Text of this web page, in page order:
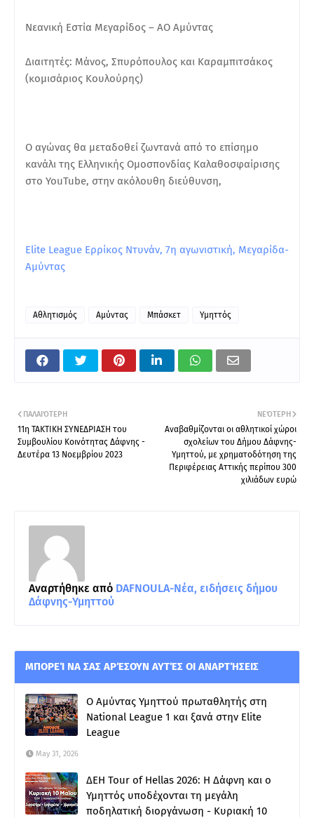
Νεανική Εστία Μεγαρίδος – ΑΟ Αμύντας
Διαιτητές: Μάνος, Σπυρόπουλος και Καραμπιτσάκος
(κομισάριος Κουλούρης)
Ο αγώνας θα μεταδοθεί ζωντανά από το επίσημο
κανάλι της Ελληνικής Ομοσπονδίας Καλαθοσφαίρισης
στο YouTube, στην ακόλουθη διεύθυνση,
Elite League Ερρίκος Ντυνάν, 7η αγωνιστική, Μεγαρίδα-
Αμύντας
Αθλητισμός Αμύντας Μπάσκετ Υμηττός
ΝΕΌΤΕΡΗ
Αναβαθμίζονται οι αθλητικοί χώροι
σχολείων του Δήμου Δάφνης-
Υμηττού, με χρηματοδότηση της
Περιφέρειας Αττικής περίπου 300
χιλιάδων ευρώ
ΠΑΛΑΙΌΤΕΡΗ
11η TAKTIKH ΣΥΝΕΔΡΙΑΣΗ του
Συμβουλίου Κοινότητας Δάφνης -
Δευτέρα 13 Νοεμβρίου 2023
Αναρτήθηκε από DAFNOULA-Νέα, ειδήσεις δήμου
Δάφνης-Υμηττού
ΜΠΟΡΕΊ ΝΑ ΣΑΣ ΑΡΈΣΟΥΝ ΑΥΤΈΣ ΟΙ ΑΝΑΡΤΉΣΕΙΣ
Ο Αμύντας Υμηττού πρωταθλητής στη
National League 1 και ξανά στην Elite
League
May 31, 2026
ΔΕΗ Tour of Hellas 2026: Η Δάφνη και ο
Υμηττός υποδέχονται τη μεγάλη
ποδηλατική διοργάνωση - Κυριακή 10